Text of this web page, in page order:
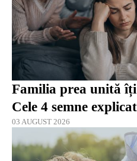
Familia prea unită
Cele 4 semne
03 AUGUST 2026